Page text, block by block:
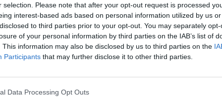
selection. Please note that after your opt-out request is processed
interest-based ads based on personal information utilized by us
to third parties prior to your opt-out. You may separately
of your personal information by third parties on the IAB’s list of
This information may also be disclosed by us to third parties on the
Participants that may further disclose it to other third parties.
Data Processing Opt Outs
iPhone 18 Pro: Αυτές είναι οι ενδεχόμενες νέες τιμές
– Αυξήσεις κατά 250$ – 300$
07/08/2026